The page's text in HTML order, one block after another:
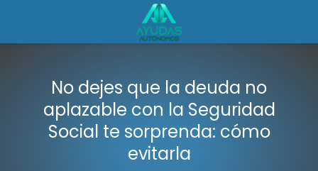
No dejes que la deuda no
aplazable con la Seguridad
Social te sorprenda: cómo
evitarla